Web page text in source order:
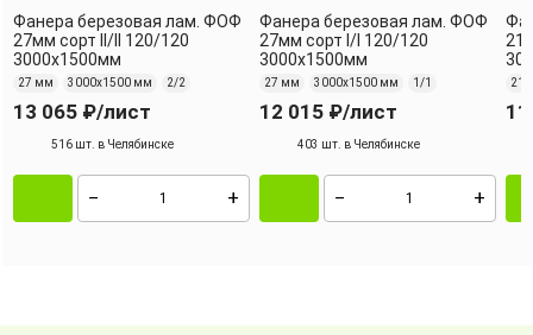
Фанера березовая лам. ФОФ
27мм сорт II/II 120/120
3000х1500мм
27 мм 3000х1500 мм 2/2
13 065 ₽/лист
516 шт. в Челябинске
Фанера березовая лам. ФОФ
27мм сорт I/I 120/120
3000х1500мм
27 мм 3000х1500 мм 1/1
12 015 ₽/лист
403 шт. в Челябинске
21